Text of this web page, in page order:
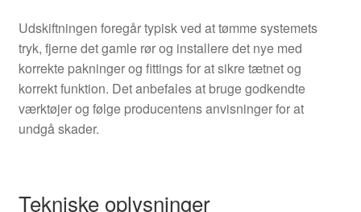
Udskiftningen foregår typisk ved at tømme systemets
tryk, fjerne det gamle rør og installere det nye med
korrekte pakninger og fittings for at sikre tætnet og
korrekt funktion. Det anbefales at bruge godkendte
værktøjer og følge producentens anvisninger for at
undgå skader.
Tekniske oplysninger